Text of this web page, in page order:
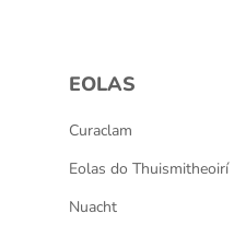
EOLAS
Curaclam
Eolas do Thuismitheoirí
Nuacht